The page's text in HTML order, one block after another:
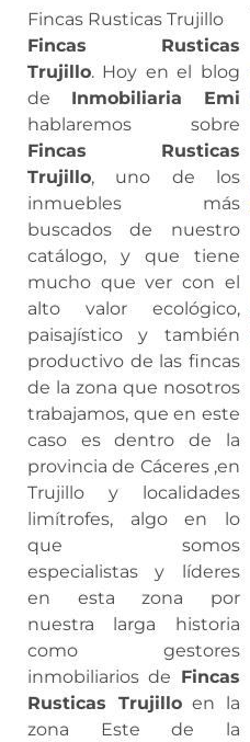
Fincas Rusticas Trujillo
Fincas Rusticas
Trujillo. Hoy en el blog
de Inmobiliaria Emi
hablaremos sobre
Fincas Rusticas
Trujillo, uno de los
inmuebles más
buscados de nuestro
catálogo, y que tiene
mucho que ver con el
alto valor ecológico,
paisajístico y también
productivo de las fincas
de la zona que nosotros
trabajamos, que en este
caso es dentro de la
provincia de Cáceres ,en
Trujillo y localidades
limítrofes, algo en lo
que somos
especialistas y líderes
en esta zona por
nuestra larga historia
como gestores
inmobiliarios de Fincas
Rusticas Trujilloen la
zona Este de la